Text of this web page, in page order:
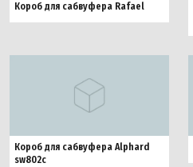
Короб для сабвуфера Rafael
Короб для сабвуфера Alphard
sw802c